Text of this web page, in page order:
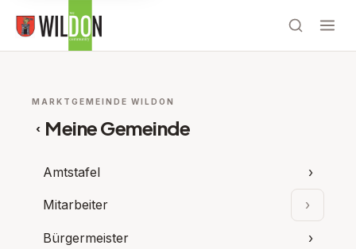
MARKTGEMEINDE WILDON
‹ Meine Gemeinde
Amtstafel ›
Mitarbeiter ›
Bürgermeister
›